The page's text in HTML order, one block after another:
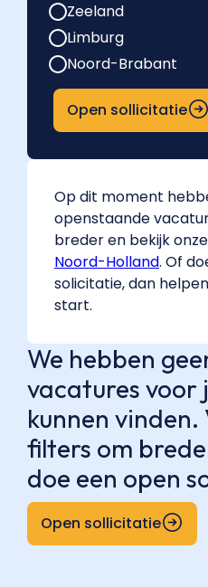
Zeeland
Limburg
Noord-Brabant
Open sollicitatie
Op dit moment
openstaande
breder en bekijk
Noord-Holland. Of
solicitatie, dan
start.
We hebben
vacatures voor
kunnen
filters om
doe een open
Open sollicitatie